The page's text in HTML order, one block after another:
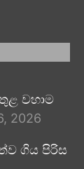
වහාම
2026
ගිය පිරිස